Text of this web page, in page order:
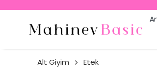
Alt Giyim Etek